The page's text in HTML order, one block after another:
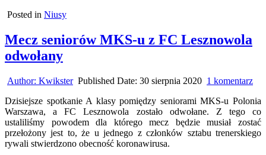
Posted in Niusy
Mecz seniorów MKS-u z FC Lesznowola
odwołany
Author: Kwikster Published Date: 30 sierpnia 2020 1 komentarzdo
u
z
Dzisiejsze spotkanie A klasy pomiędzy seniorami MKS-u Polonia
Warszawa, a FC Lesznowola zostało odwołane. Z tego co
ustaliliśmy powodem dla którego mecz będzie musiał zostać
przełożony jest to, że u jednego z członków sztabu trenerskiego
rywali stwierdzono obecność koronawirusa.